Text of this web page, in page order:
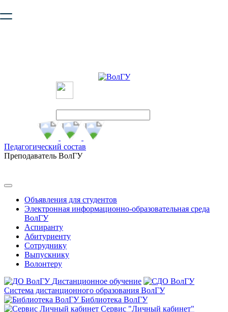
безопасную работу с сайтом. Пожалуйста
Педагогический состав
Преподаватель ВолГУ
Объявления для студентов
Электронная информационно-образовательная среда
ВолГУ
Аспиранту
Абитуриенту
Сотруднику
Выпускнику
Волонтеру
Дистанционное обучение
Система дистанционного образования ВолГУ
Библиотека ВолГУ
Сервис "Личный кабинет"